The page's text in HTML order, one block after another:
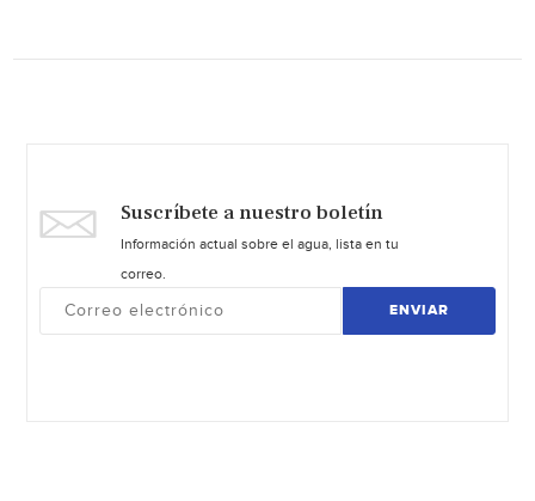
Suscríbete a nuestro boletín
Información actual sobre el agua, lista en tu
correo.
ENVIAR